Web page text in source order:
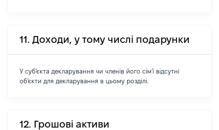
11. Доходи, у тому числі подарунки
У суб'єкта декларування чи членів його сім'ї відсутні
об'єкти для декларування в цьому розділі.
12. Грошові активи